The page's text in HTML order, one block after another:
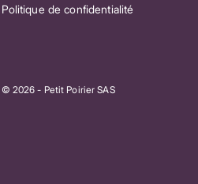
Politique de confidentialité
© 2026 - Petit Poirier SAS